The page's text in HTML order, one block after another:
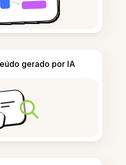
gerado por IA